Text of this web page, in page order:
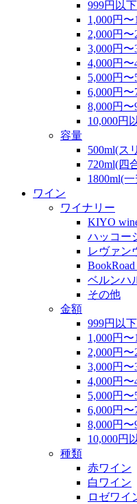
999円以下
1,000円〜
2,000円〜
3,000円〜
4,000円〜
5,000円〜
6,000円〜
8,000円〜
10,000円
容量
500ml(ス
720ml(四
1800ml(
ワイン
ワイナリー
KIYO
ハッコー
レヴァン
ベルンハ
その他
金額
999円以下
1,000円〜
2,000円〜
3,000円〜
4,000円〜
5,000円〜
6,000円〜
8,000円〜
10,000円
種類
赤ワイン
白ワイン
ロゼワイ